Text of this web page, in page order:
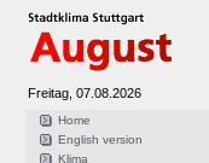
Freitag, 07.08.2026
Home
English version
Klima